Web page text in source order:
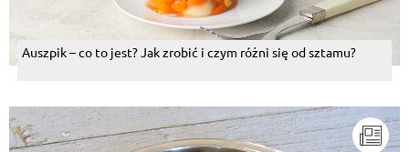
Auszpik – co to jest? Jak zrobić i czym różni się od sztamu?